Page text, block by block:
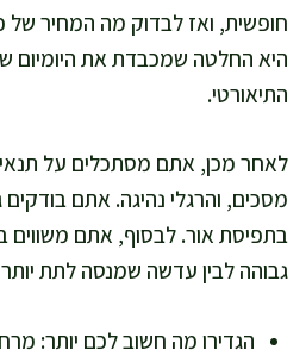
חופשית, ואז לבדוק מה המחיר
היא החלטה שמכבדת את היומיום
התיאורטי.
לאחר מכן, אתם מסתכלים על
מסכים, והרגלי נהיגה. אתם בודקים
בתפיסת אור. לבסוף, אתם משווים
גבוהה לבין עדשה שמנסה לתת יותר
הגדירו מה חשוב לכם יותר: